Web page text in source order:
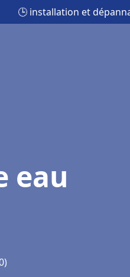
🕒 installation et
eau